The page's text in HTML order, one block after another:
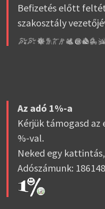
Befizetés előtt
szakosztály
Az adó 1%-a
Kérjük támogasd az
%-val.
Neked egy
Adószámunk: